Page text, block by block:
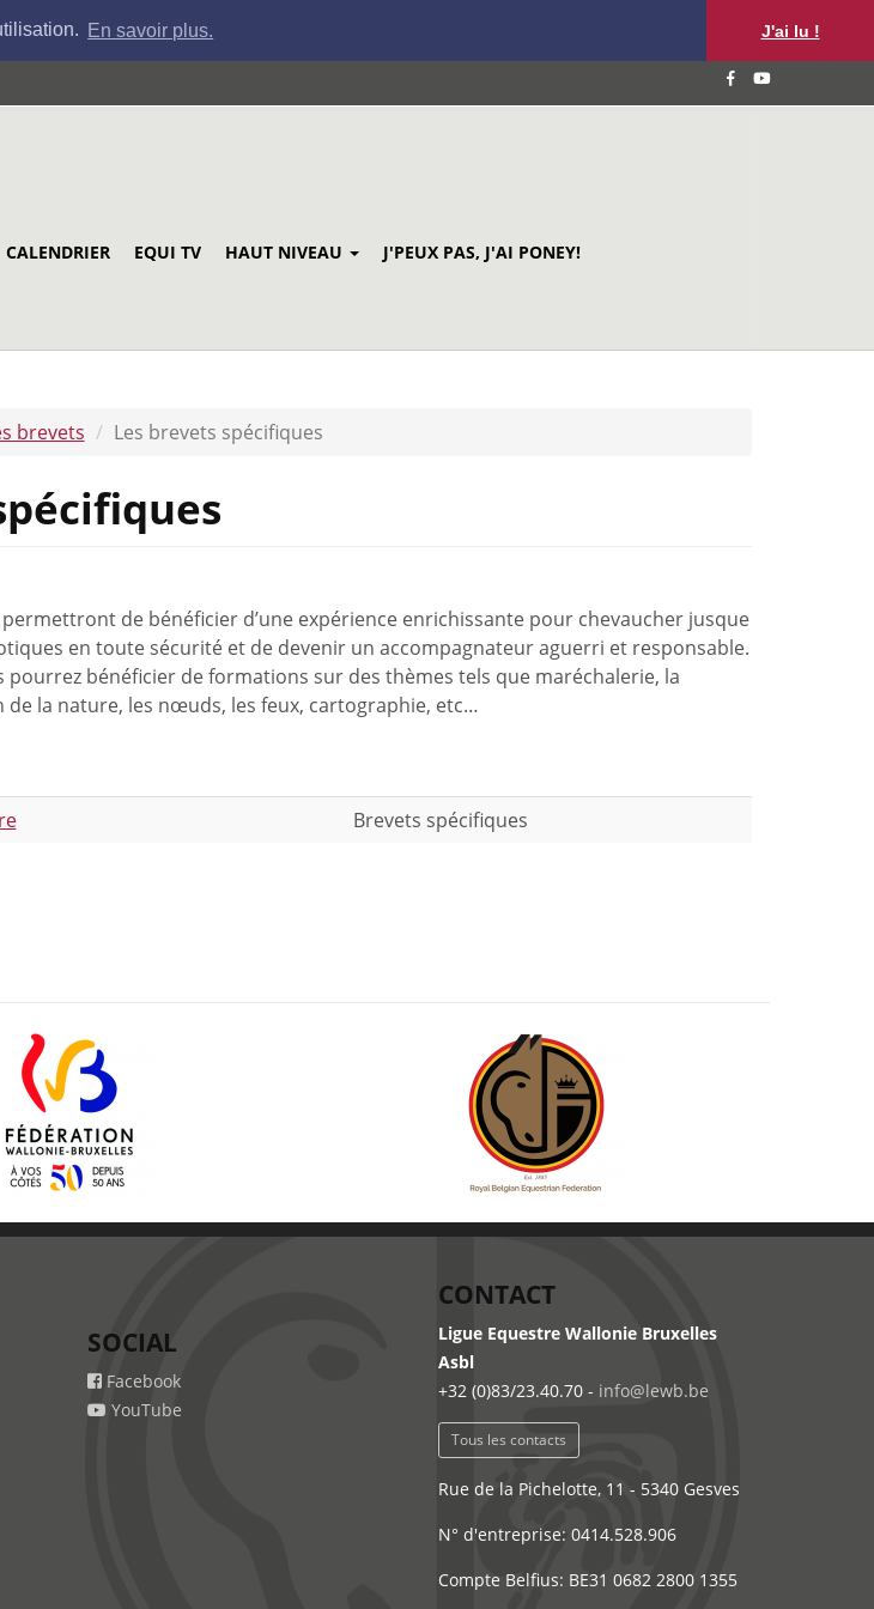
En savoir plus. J'ai lu !
CALENDRIER EQUI TV HAUT NIVEAU J'PEUX PAS, J'AI PONEY!
brevets Les brevets spécifiques
de bénéficier d’une expérience enrichissante pour chevaucher jusque
en toute sécurité et de devenir un accompagnateur aguerri et responsable.
pourrez bénéficier de formations sur des thèmes tels que maréchalerie, la
de la nature, les nœuds, les feux, cartographie, etc…
Brevets spécifiques
SOCIAL
Facebook
YouTube
CONTACT
Ligue Equestre Wallonie Bruxelles
Asbl
+32 (0)83/23.40.70 - info@lewb.be
Tous les contacts
Rue de la Pichelotte, 11 - 5340 Gesves
N° d'entreprise: 0414.528.906
Compte Belfius: BE31 0682 2800 1355